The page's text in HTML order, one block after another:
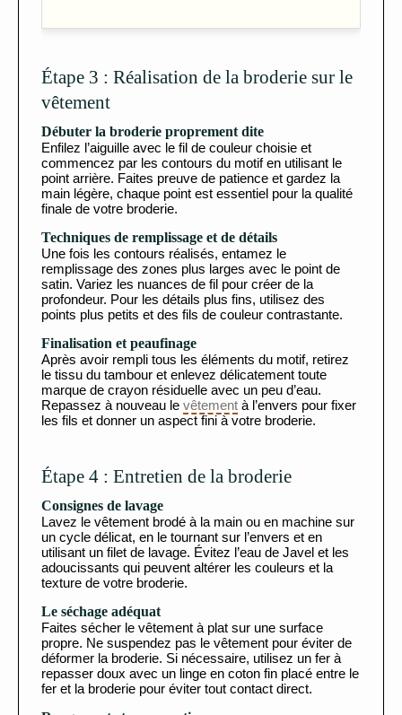
Étape 3 : Réalisation de la broderie sur le
vêtement
Débuter la broderie proprement dite
Enfilez l’aiguille avec le fil de couleur choisie et
commencez par les contours du motif en utilisant le
point arrière. Faites preuve de patience et gardez la
main légère, chaque point est essentiel pour la qualité
finale de votre broderie.
Techniques de remplissage et de détails
Une fois les contours réalisés, entamez le
remplissage des zones plus larges avec le point de
satin. Variez les nuances de fil pour créer de la
profondeur. Pour les détails plus fins, utilisez des
points plus petits et des fils de couleur contrastante.
Finalisation et peaufinage
Après avoir rempli tous les éléments du motif, retirez
le tissu du tambour et enlevez délicatement toute
marque de crayon résiduelle avec un peu d’eau.
Repassez à nouveau le vêtement à l’envers pour fixer
les fils et donner un aspect fini à votre broderie.
Étape 4 : Entretien de la broderie
Consignes de lavage
Lavez le vêtement brodé à la main ou en machine sur
un cycle délicat, en le tournant sur l’envers et en
utilisant un filet de lavage. Évitez l’eau de Javel et les
adoucissants qui peuvent altérer les couleurs et la
texture de votre broderie.
Le séchage adéquat
Faites sécher le vêtement à plat sur une surface
propre. Ne suspendez pas le vêtement pour éviter de
déformer la broderie. Si nécessaire, utilisez un fer à
repasser doux avec un linge en coton fin placé entre le
fer et la broderie pour éviter tout contact direct.